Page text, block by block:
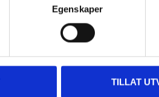
Egenskaper
TILLAT
Andre kunder